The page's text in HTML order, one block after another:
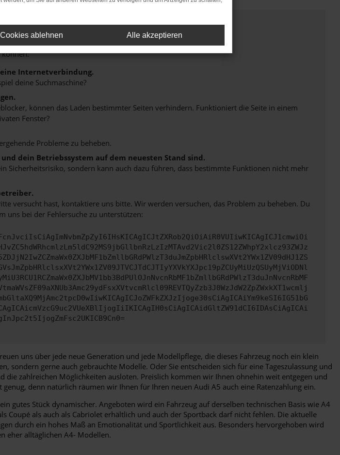
können:
Internetverbindung.
deine Suchmaschine?
können das Laden bestimmter Seiten verhindern. Funktioniert die Seite in einem
Fenster?
Probleme zu beheben.
dein Betriebssystem auf dem neuesten Stand sind.
Sicherheitsrisiko, sondern kann auch dazu führen, dass bestimmte Funktionen nicht mehr
versucht hast, kontaktiere uns bitte. Wir werden versuchen, das Problem zu beheben. Du
uns bei der Fehlersuche zu unterstützen:
uns über jede neue Generation und jede Modellpflege, die dieses Fahrzeug noch ein klein
gerne auch gebrauchte Modelle. Oder Sie entscheiden sich für eine Tageszulassung und
die zahlreichen Möglichkeiten ausloten. Preislich kommen wir Ihnen ohnehin weit entgegen und
denn natürlich räumen wir Ihnen für Ihren neuen Audi A5 auch eine Ratenzahlung ein.
Stück dynamischer. Angeboten wird ein Fahrzeug auf derselben technischen Basis wie A4
Coupé als auch als Cabriolet erhältlich und auch der Sportback darf nicht fehlen. Die aktuelle
durch ein hohes Maß an Emotionalität und Sportlichkeit aus. Besonders hervorgehoben wird
eher alltäglichen A4- Modellen.
ablehnen Alle akzeptieren